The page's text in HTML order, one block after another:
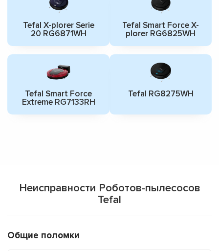
Tefal X-plorer Serie
20 RG6871WH
Tefal Smart Force X-
plorer RG6825WH
Tefal Smart Force
Extreme RG7133RH
Tefal RG8275WH
Неисправности Роботов-пылесосов
Tefal
Общие поломки